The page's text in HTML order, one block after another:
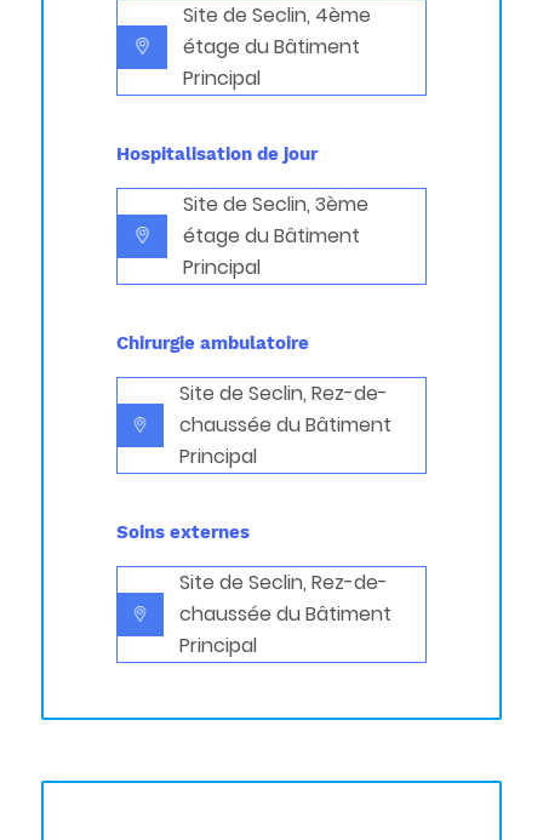
Site de Seclin, 4ème
étage du Bâtiment
Principal
Hospitalisation de jour
Site de Seclin, 3ème
étage du Bâtiment
Principal
Chirurgie ambulatoire
Site de Seclin, Rez-de-
chaussée du Bâtiment
Principal
Soins externes
Site de Seclin, Rez-de-
chaussée du Bâtiment
Principal